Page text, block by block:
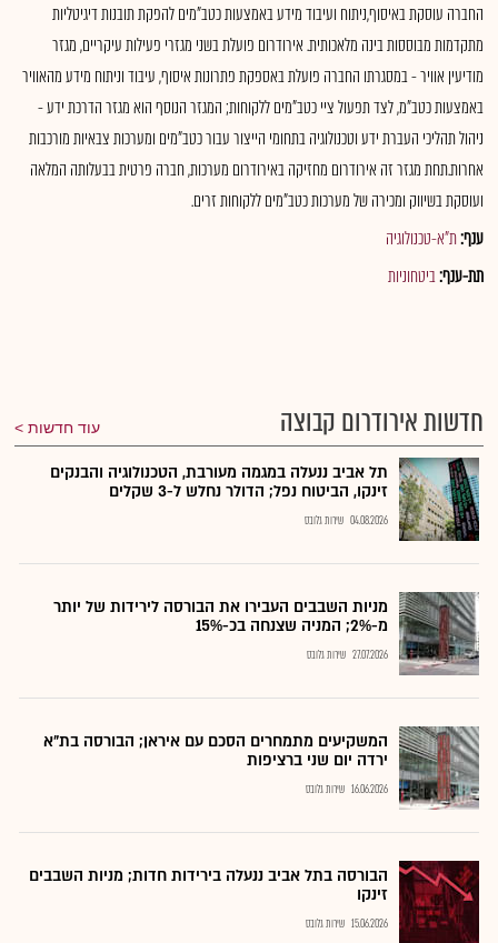
החברה עוסקת באיסוף,ניתוח ועיבוד מידע באמצעות כטב"מים להפקת תובנות דיגיטליות
מתקדמות מבוססות בינה מלאכותית. אירודרום פועלת בשני מגזרי פעילות עיקריים, מגזר
מודיעין אוויר - במסגרתו החברה פועלת באספקת פתרונות איסוף, עיבוד וניתוח מידע מהאוויר
באמצעות כטב"מ, לצד תפעול ציי כטב"מים ללקוחות; המגזר הנוסף הוא מגזר הדרכת ידע -
ניהול תהליכי העברת ידע וטכנולוגיה בתחומי הייצור עבור כטב"מים ומערכות צבאיות מורכבות
אחרות.תחת מגזר זה אירודרום מחזיקה באירודרום מערכות, חברה פרטית בבעלותה המלאה
ועוסקת בשיווק ומכירה של מערכות כטב"מים ללקוחות זרים.
ענף:ת"א-טכנולוגיה
תת-ענף:ביטחוניות
חדשות אירודרום קבוצה עוד חדשות
תל אביב ננעלה במגמה מעורבת, הטכנולוגיה והבנקים
זינקו, הביטוח נפל; הדולר נחלש ל-3 שקלים
04.08.2026 שירות גלובס
מניות השבבים העבירו את הבורסה לירידות של יותר
מ-2%; המניה שצנחה בכ-15%
27.07.2026 שירות גלובס
המשקיעים מתמחרים הסכם עם איראן; הבורסה בת"א
ירדה יום שני ברציפות
16.06.2026 שירות גלובס
הבורסה בתל אביב ננעלה בירידות חדות; מניות השבבים
זינקו
15.06.2026 שירות גלובס